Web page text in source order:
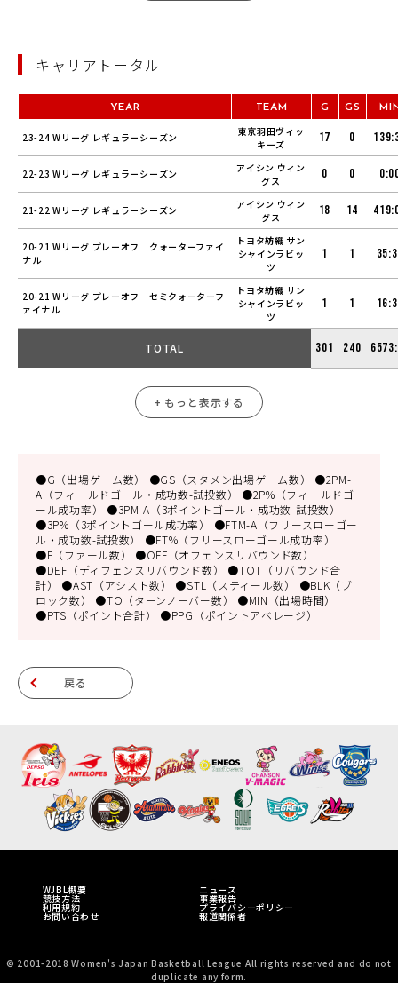
キャリアトータル
YEAR TEAM G GS
23-24 Wリーグ レギュラーシーズン
東京羽田ヴィッ
キーズ
17 0
22-23 Wリーグ レギュラーシーズン
アイシン ウィン
グス
0 0
21-22 Wリーグ レギュラーシーズン
アイシン ウィン
グス
18 14
20-21 Wリーグ プレーオフ クォーターファイ
ナル
トヨタ紡織 サン
シャインラビッ
ツ
1 1
20-21 Wリーグ プレーオフ セミクォーターフ
ァイナル
トヨタ紡織 サン
シャインラビッ
ツ
1 1
TOTAL 301 240
+ もっと表示する
●G（出場ゲーム数） ●GS（スタメン出場ゲーム数） ●2PM-
A（フィールドゴール・成功数-試投数） ●2P%（フィールドゴ
ール成功率） ●3PM-A（3ポイントゴール・成功数-試投数）
●3P%（3ポイントゴール成功率） ●FTM-A（フリースローゴー
ル・成功数-試投数） ●FT%（フリースローゴール成功率）
●F（ファール数） ●OFF（オフェンスリバウンド数）
●DEF（ディフェンスリバウンド数） ●TOT（リバウンド合
計） ●AST（アシスト数） ●STL（スティール数） ●BLK（ブ
ロック数） ●TO（ターンノーバー数） ●MIN（出場時間）
●PTS（ポイント合計） ●PPG（ポイントアベレージ）
戻る
WJBL概要 ニュース
競技方法 事業報告
利用規約 プライバシーポリシー
お問い合わせ 報道関係者
© 2001-2018 Women's Japan Basketball League All rights reserved and do not
duplicate any form.